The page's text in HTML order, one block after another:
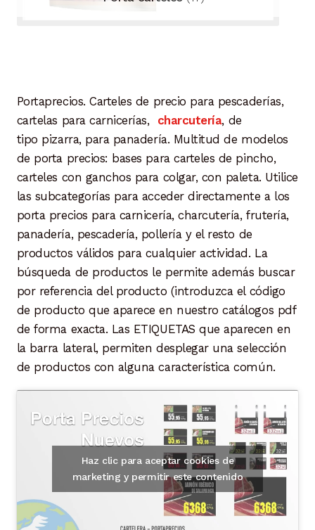
Portaprecios. Carteles de precio para pescaderías,
cartelas para carnicerías, charcutería, de
tipo pizarra, para panadería. Multitud de modelos
de porta precios: bases para carteles de pincho,
carteles con ganchos para colgar, con paleta. Utilice
las subcategorías para acceder directamente a los
porta precios para carnicería, charcutería, frutería,
panadería, pescadería, pollería y el resto de
productos válidos para cualquier actividad. La
búsqueda de productos le permite además buscar
por referencia del producto (introduzca el código
de producto que aparece en nuestro catálogos pdf
de forma exacta. Las ETIQUETAS que aparecen en
la barra lateral, permiten desplegar una selección
de productos con alguna característica común.
Haz clic para aceptar cookies de
marketing y permitir este contenido